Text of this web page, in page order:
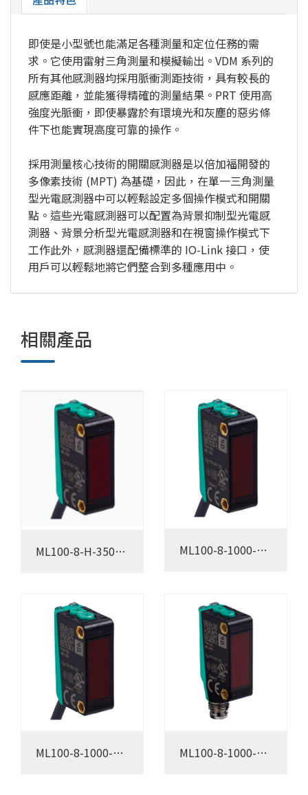
即使是小型號也能滿足各種測量和定位任務的需
求。它使用雷射三角測量和模擬輸出。VDM 系列的
所有其他感測器均採用脈衝測距技術，具有較長的
感應距離，並能獲得精確的測量結果。PRT 使用高
強度光脈衝，即使暴露於有環境光和灰塵的惡劣條
件下也能實現高度可靠的操作。
採用測量核心技術的開關感測器是以倍加福開發的
多像素技術 (MPT) 為基礎，因此，在單一三角測量
型光電感測器中可以輕鬆設定多個操作模式和開關
點。這些光電感測器可以配置為背景抑制型光電感
測器、背景分析型光電感測器和在視窗操作模式下
工作此外，感測器還配備標準的 IO-Link 接口，使
用戶可以輕鬆地將它們整合到多種應用中。
相關產品
ML100-8-H-350-
ML100-8-1000-
ML100-8-1000-
ML100-8-1000-